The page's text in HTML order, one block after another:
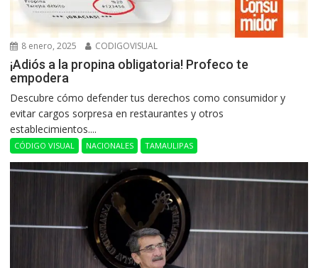
8 enero, 2025 CODIGOVISUAL
¡Adiós a la propina obligatoria! Profeco te
empodera
Descubre cómo defender tus derechos como consumidor y
evitar cargos sorpresa en restaurantes y otros
establecimientos....
CÓDIGO VISUAL NACIONALES TAMAULIPAS